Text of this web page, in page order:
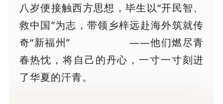
八岁便接触西方思想，毕生以“开民智、
救中国”为志，带领乡梓远赴海外筑就传
奇“新福州”
——他们燃尽青
春热忱，将自己的丹心，一寸一寸刻进
了华夏的汗青。